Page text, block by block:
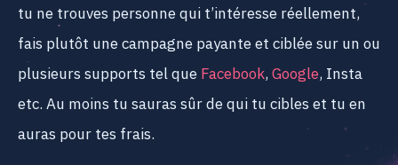
tu ne trouves personne qui t’intéresse réellement,
fais plutôt une campagne payante et ciblée sur un ou
plusieurs supports tel queFacebook,Google, Insta
etc. Au moins tu sauras sûr de qui tu cibles et tu en
auras pour tes frais.